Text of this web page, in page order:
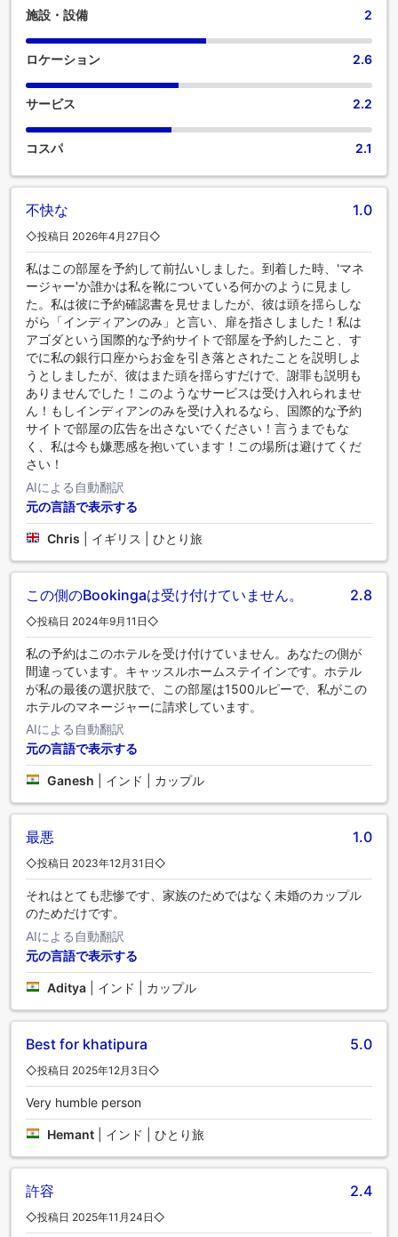
施設・設備 2
ロケーション 2.6
サービス 2.2
コスパ 2.1
不快な 1.0
◇投稿日 2026年4月27日◇
私はこの部屋を予約して前払いしました。到着した時、'マネ
ージャー'か誰かは私を靴についている何かのように見まし
た。私は彼に予約確認書を見せましたが、彼は頭を揺らしな
がら「インディアンのみ」と言い、扉を指さしました！私は
アゴダという国際的な予約サイトで部屋を予約したこと、す
でに私の銀行口座からお金を引き落とされたことを説明しよ
うとしましたが、彼はまた頭を揺らすだけで、謝罪も説明も
ありませんでした！このようなサービスは受け入れられませ
ん！もしインディアンのみを受け入れるなら、国際的な予約
サイトで部屋の広告を出さないでください！言うまでもな
く、私は今も嫌悪感を抱いています！この場所は避けてくだ
さい！
AIによる自動翻訳
元の言語で表示する
Chris イギリス | ひとり旅
この側のBookingaは受け付けていません。 2.8
◇投稿日 2024年9月11日◇
私の予約はこのホテルを受け付けていません。あなたの側が
間違っています。キャッスルホームステイインです。ホテル
が私の最後の選択肢で、この部屋は1500ルピーで、私がこの
ホテルのマネージャーに請求しています。
AIによる自動翻訳
元の言語で表示する
Ganesh インド | カップル
最悪 1.0
◇投稿日 2023年12月31日◇
それはとても悲惨です、家族のためではなく未婚のカップル
のためだけです。
AIによる自動翻訳
元の言語で表示する
Aditya インド | カップル
Best for khatipura 5.0
◇投稿日 2025年12月3日◇
Very humble person
Hemant インド | ひとり旅
許容 2.4
◇投稿日 2025年11月24日◇